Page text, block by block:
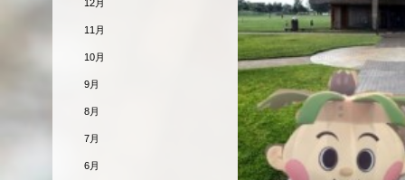
12月
11月
10月
9月
8月
7月
6月